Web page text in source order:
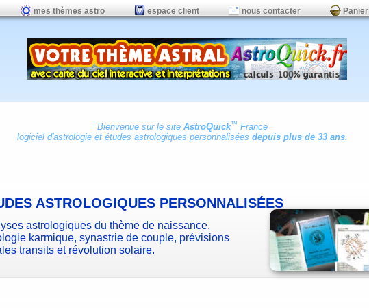
mes thèmes astro espace client nous contacter Panier
Bienvenue sur le site AstroQuick™ France
logiciel d'astrologieet études astrologiques personnalisées depuis plus de 33 ans.
ASTROLOGIQUES PERSONNALISÉES
astrologiques du thème de naissance,
karmique, synastrie de couple, prévisions
transits et révolution solaire.